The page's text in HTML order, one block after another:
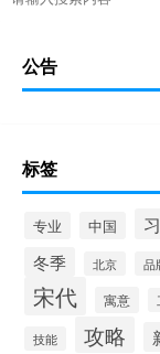
公告
标签
专业 中国
冬季 北京 品
宋代 寓意
技能 攻略